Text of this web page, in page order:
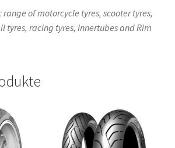
of motorcycle tyres, scooter tyres,
tyres, racing tyres, Innertubes and Rim